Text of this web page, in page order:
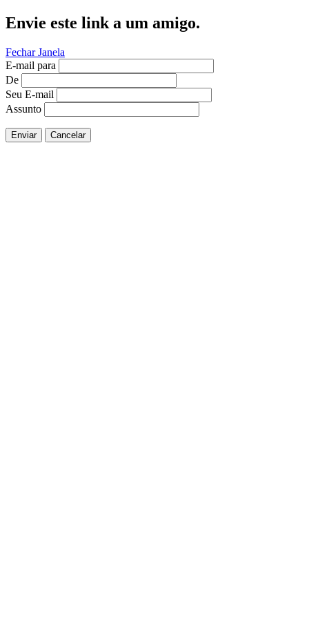
Envie este link a um amigo.
Fechar Janela
E-mail para
De
Seu E-mail
Assunto
Enviar Cancelar